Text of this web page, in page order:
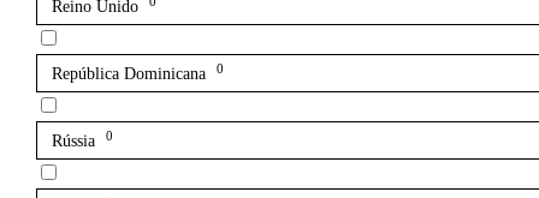
Reino Unido
República Dominicana 0
Rússia 0